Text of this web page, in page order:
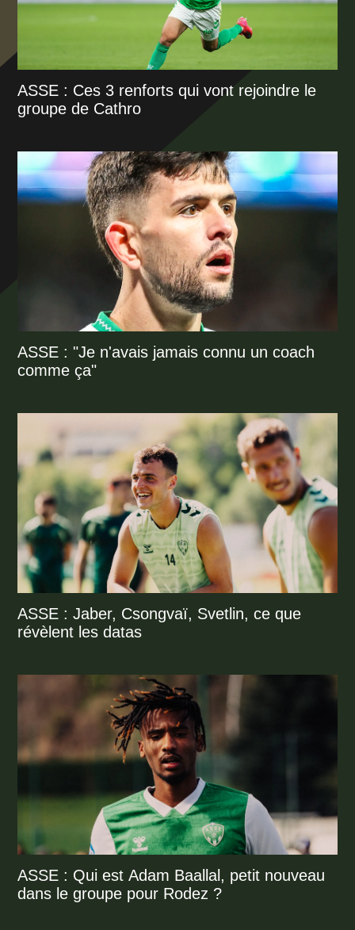
ASSE : Ces 3 renforts qui vont rejoindre le
groupe de Cathro
ASSE : "Je n'avais jamais connu un coach
comme ça"
ASSE : Jaber, Csongvaï, Svetlin, ce que
révèlent les datas
ASSE : Qui est Adam Baallal, petit nouveau
dans le groupe pour Rodez ?